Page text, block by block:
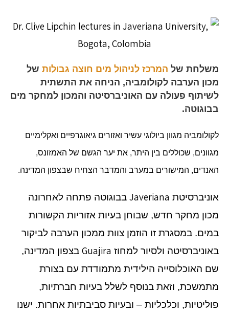
משלחת של המרכז לניהול מים חוצה גבולות של
מכון הערבה לקולומביה, הניחה את התשתית
לשיתוף פעולה עם האוניברסיטה והמכון למחקר מים
בבוגוטה.
לקולומביה מגוון ביולוגי עשיר ואזורים גיאוגרפיים ואקלימיים
מגוונים, שכוללים בין היתר, את יער הגשם של האמזונס,
האנדים, המישורים במערב והמדבר הצחיח שבצפון המדינה.
אוניברסיטת Javeriana בבוגוטה פתחה לאחרונה
מכון מחקר חדש, שבוחן בעיות אזוריות הקשורות
במים. במסגרת זו הוזמן צוות ממכון הערבה לביקור
באוניברסיטה ולסיור למחוז Guajira בצפון המדינה,
שם האוכלוסייה הילידית מתמודדת עם בצורת
מתמשכת, וזאת בנוסף לשלל בעיות חברתיות,
פוליטיות, וכלכליות – ובעיות סביבתיות אחרות. ישנו